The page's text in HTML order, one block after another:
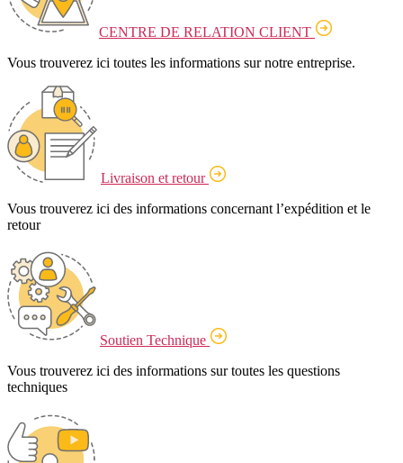
CENTRE DE RELATION CLIENT
Vous trouverez ici toutes les informations sur notre entreprise.
Livraison et retour
Vous trouverez ici des informations concernant l’expédition et le
retour
Soutien Technique
Vous trouverez ici des informations sur toutes les questions
techniques